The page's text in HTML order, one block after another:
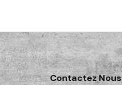
Contactez Nous